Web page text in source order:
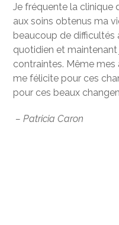
Je fréquente la clinique
aux soins obtenus ma
beaucoup de difficultés
quotidien et maintenant
contraintes. Même
me félicite pour ces
pour ces beaux
– Patricia Caron